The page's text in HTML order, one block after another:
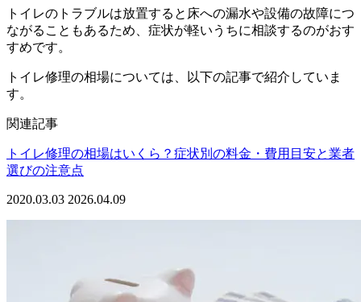
トイレのトラブルは放置すると床への漏水や設備の故障につ
ながることもあるため、症状が軽いうちに相談するのがおす
すめです。
トイレ修理の相場については、以下の記事で紹介していま
す。
関連記事
トイレ修理の相場はいくら？症状別の料金・費用目安と業者
選びの注意点
2020.03.03 2026.04.09